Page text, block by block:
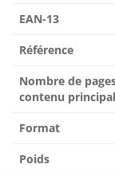
EAN-13
Référence
Nombre de
contenu principal
Format
Poids